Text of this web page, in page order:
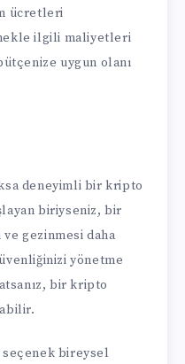
ücretleri
ilgili maliyetleri
uygun olanı
deneyimli bir kripto
biriyseniz, bir
ve gezinmesi daha
yönetme
bir kripto
bireysel